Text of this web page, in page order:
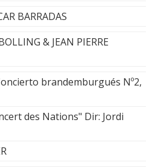
BARRADAS
& JEAN PIERRE
brandemburgués Nº2,
des Nations" Dir: Jordi